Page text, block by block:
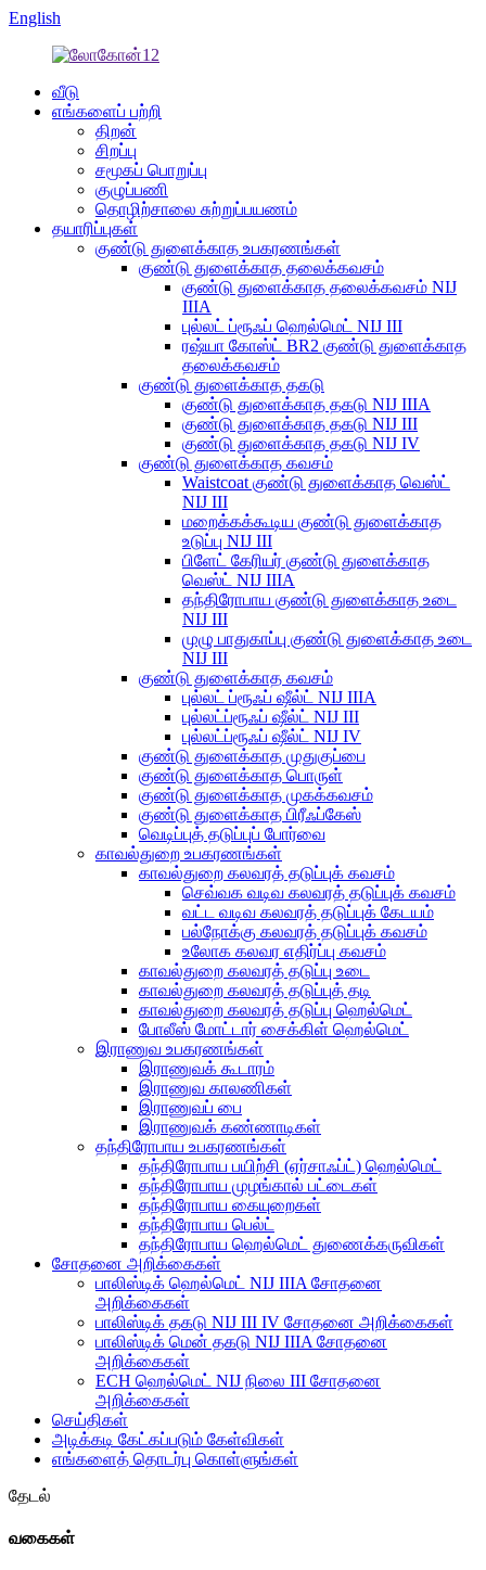
English
வீடு
எங்களைப் பற்றி
திறன்
சிறப்பு
சமூகப் பொறுப்பு
குழுப்பணி
தொழிற்சாலை சுற்றுப்பயணம்
தயாரிப்புகள்
குண்டு துளைக்காத உபகரணங்கள்
குண்டு துளைக்காத தலைக்கவசம்
குண்டு துளைக்காத தலைக்கவசம் NIJ
IIIA
புல்லட் ப்ரூஃப் ஹெல்மெட் NIJ III
ரஷ்யா கோஸ்ட் BR2 குண்டு துளைக்காத
தலைக்கவசம்
குண்டு துளைக்காத தகடு
குண்டு துளைக்காத தகடு NIJ IIIA
குண்டு துளைக்காத தகடு NIJ III
குண்டு துளைக்காத தகடு NIJ IV
குண்டு துளைக்காத கவசம்
Waistcoat குண்டு துளைக்காத வெஸ்ட்
NIJ III
மறைக்கக்கூடிய குண்டு துளைக்காத
உடுப்பு NIJ III
பிளேட் கேரியர் குண்டு துளைக்காத
வெஸ்ட் NIJ IIIA
தந்திரோபாய குண்டு துளைக்காத உடை
NIJ III
முழு பாதுகாப்பு குண்டு துளைக்காத உடை
NIJ III
குண்டு துளைக்காத கவசம்
புல்லட் ப்ரூஃப் ஷீல்ட் NIJ IIIA
புல்லட்ப்ரூஃப் ஷீல்ட் NIJ III
புல்லட்ப்ரூஃப் ஷீல்ட் NIJ IV
குண்டு துளைக்காத முதுகுப்பை
குண்டு துளைக்காத பொருள்
குண்டு துளைக்காத முகக்கவசம்
குண்டு துளைக்காத பிரீஃப்கேஸ்
வெடிப்புத் தடுப்புப் போர்வை
காவல்துறை உபகரணங்கள்
காவல்துறை கலவரத் தடுப்புக் கவசம்
செவ்வக வடிவ கலவரத் தடுப்புக் கவசம்
வட்ட வடிவ கலவரத் தடுப்புக் கேடயம்
பல்நோக்கு கலவரத் தடுப்புக் கவசம்
உலோக கலவர எதிர்ப்பு கவசம்
காவல்துறை கலவரத் தடுப்பு உடை
காவல்துறை கலவரத் தடுப்புத் தடி
காவல்துறை கலவரத் தடுப்பு ஹெல்மெட்
போலீஸ் மோட்டார் சைக்கிள் ஹெல்மெட்
இராணுவ உபகரணங்கள்
இராணுவக் கூடாரம்
இராணுவ காலணிகள்
இராணுவப் பை
இராணுவக் கண்ணாடிகள்
தந்திரோபாய உபகரணங்கள்
தந்திரோபாய பயிற்சி (ஏர்சாஃப்ட்) ஹெல்மெட்
தந்திரோபாய முழங்கால் பட்டைகள்
தந்திரோபாய கையுறைகள்
தந்திரோபாய பெல்ட்
தந்திரோபாய ஹெல்மெட் துணைக்கருவிகள்
சோதனை அறிக்கைகள்
பாலிஸ்டிக் ஹெல்மெட் NIJ IIIA சோதனை
அறிக்கைகள்
பாலிஸ்டிக் தகடு NIJ III IV சோதனை அறிக்கைகள்
பாலிஸ்டிக் மென் தகடு NIJ IIIA சோதனை
அறிக்கைகள்
ECH ஹெல்மெட் NIJ நிலை III சோதனை
அறிக்கைகள்
செய்திகள்
அடிக்கடி கேட்கப்படும் கேள்விகள்
எங்களைத் தொடர்பு கொள்ளுங்கள்
தேடல்
வகைகள்